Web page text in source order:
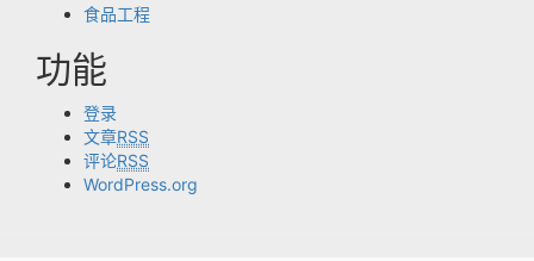
食品工程
功能
登录
文章RSS
评论RSS
WordPress.org